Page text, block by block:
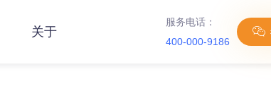
关于
服务电话：
400-000-9186